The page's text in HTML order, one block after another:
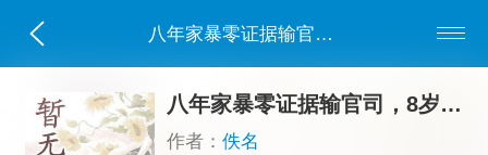
八年家暴零证据输官司，8岁儿子递上旧平板，全员傻眼
八年家暴零证据输官司，8岁儿子递上旧平板，全员傻眼
作者：佚名